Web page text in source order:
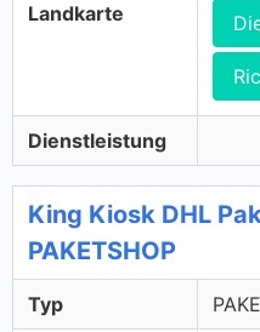
Landkarte
Dienstleistung
King Kiosk DHL
PAKETSHOP
Typ